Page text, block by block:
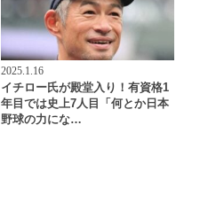
2025.1.16
イチロー氏が殿堂入り！有資格1
年目では史上7人目「何とか日本
野球の力にな…